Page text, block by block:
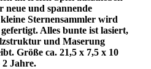
neue und spannende
Sternensammler wird
Alles bunte ist lasiert,
und Maserung
Größe ca. 21,5 x 7,5 x 10
Jahre.